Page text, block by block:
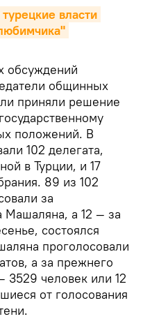
власти
обсуждений
общинных
приняли решение
положений. В
102 делегата,
в Турции, и 17
89 из 102
за
Машаляна, а 12 — за
состоялся
проголосовали
а за прежнего
3529 человек или 12
от голосования